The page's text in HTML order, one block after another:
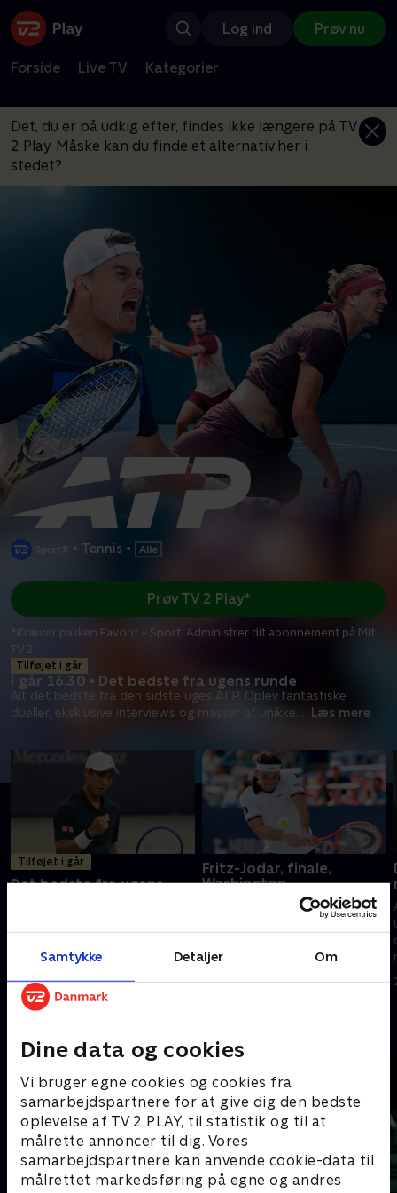
Samtykke Detaljer Om
Dine data og cookies
Vi bruger egne cookies og cookies fra
samarbejdspartnere for at give dig den bedste
oplevelse af TV 2 PLAY, til statistik og til at
målrette annoncer til dig. Vores
samarbejdspartnere kan anvende cookie-data til
målrettet markedsføring på egne og andres
Log ind Prøv nu
Forside Live TV Kategorier
Det, du er på udkig efter, findes ikke længere på TV
2 Play. Måske kan du finde et alternativ her i
stedet?
• Tennis •
Tilføjet i går
I går 16.30 • Det bedste fra ugens runde
Alt det bedste fra den sidste uges ATP. Oplev fantastiske
dueller, eksklusive interviews og masser af unikke... Læs mere
Prøv TV 2 Play*
*Kræver pakken Favorit + Sport. Administrer dit abonnement på Mit
TV 2.
Tilføjet i går
Det bedste fra ugens
dueller, eksklusive interviews og
tennisoptagelser.
I går • 24 min
Fritz-Jodar, finale,
Washington
Så danner de ikoniske hurtige
blå baner i Washington igen
Auger-Alissime, Ben Shelton og
3. august 2026 • 140 min
Andre så også